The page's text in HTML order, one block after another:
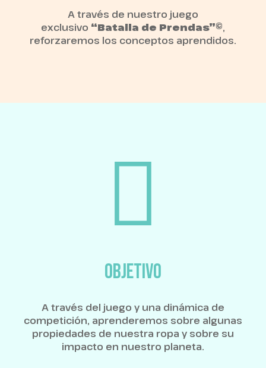
OBJETIVO
A través del juego y una dinámica de
competición, aprenderemos sobre algunas
propiedades de nuestra ropa y sobre su
impacto en nuestro planeta.
A través de nuestro juego
exclusivo “Batalla de Prendas”©,
reforzaremos los conceptos aprendidos.